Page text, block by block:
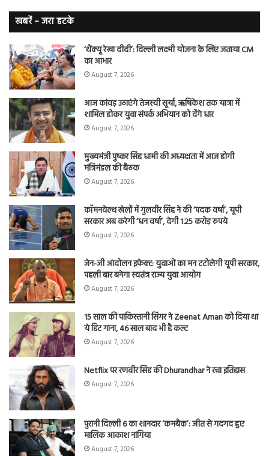
खबरें – जरा हटके
‘थैंक्यू रेखा दीदी’: दिल्ली लक्ष्मी योजना के लिए जताया CM
का आभार
August 7, 2026
आज कांवड़ उठाएंगे तेजस्वी सूर्या, ऋषिकेश तक यात्रा में
शामिल होकर युवा संपर्क अभियान को देंगे धार
August 7, 2026
मुख्यमंत्री पुष्कर सिंह धामी की अध्यक्षता में आज होगी
मंत्रिमंडल की बैठक
August 7, 2026
कॉमनवेल्थ खेलों में गुलवीर सिंह ने की ‘पदक वर्षा’, यूपी
सरकार अब करेगी ‘धन वर्षा’, देगी 1.25 करोड़ रुपये
August 7, 2026
जेन-जी आंदोलन इफेक्ट: युवाओं का मन टटोलेगी यूपी सरकार,
पहली बार बनेगा स्वतंत्र राज्य युवा आयोग
August 7, 2026
15 साल की पाकिस्तानी सिंगर ने Zeenat Aman को दिया था
ये हिट गाना, 46 साल बाद भी है कल्ट
August 7, 2026
Netflix पर रणवीर सिंह की Dhurandhar ने रचा इतिहास
August 7, 2026
पुरानी दिल्ली 6 का शानदार ‘कमबैक’: जीत से गदगद हुए
मालिक आकाश नांगिया
August 7, 2026